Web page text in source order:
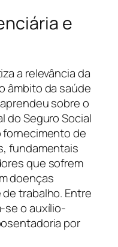
e
a relevância da
âmbito da saúde
sobre o
do Seguro Social
fornecimento de
fundamentais
que sofrem
doenças
trabalho. Entre
se o auxílio-
por